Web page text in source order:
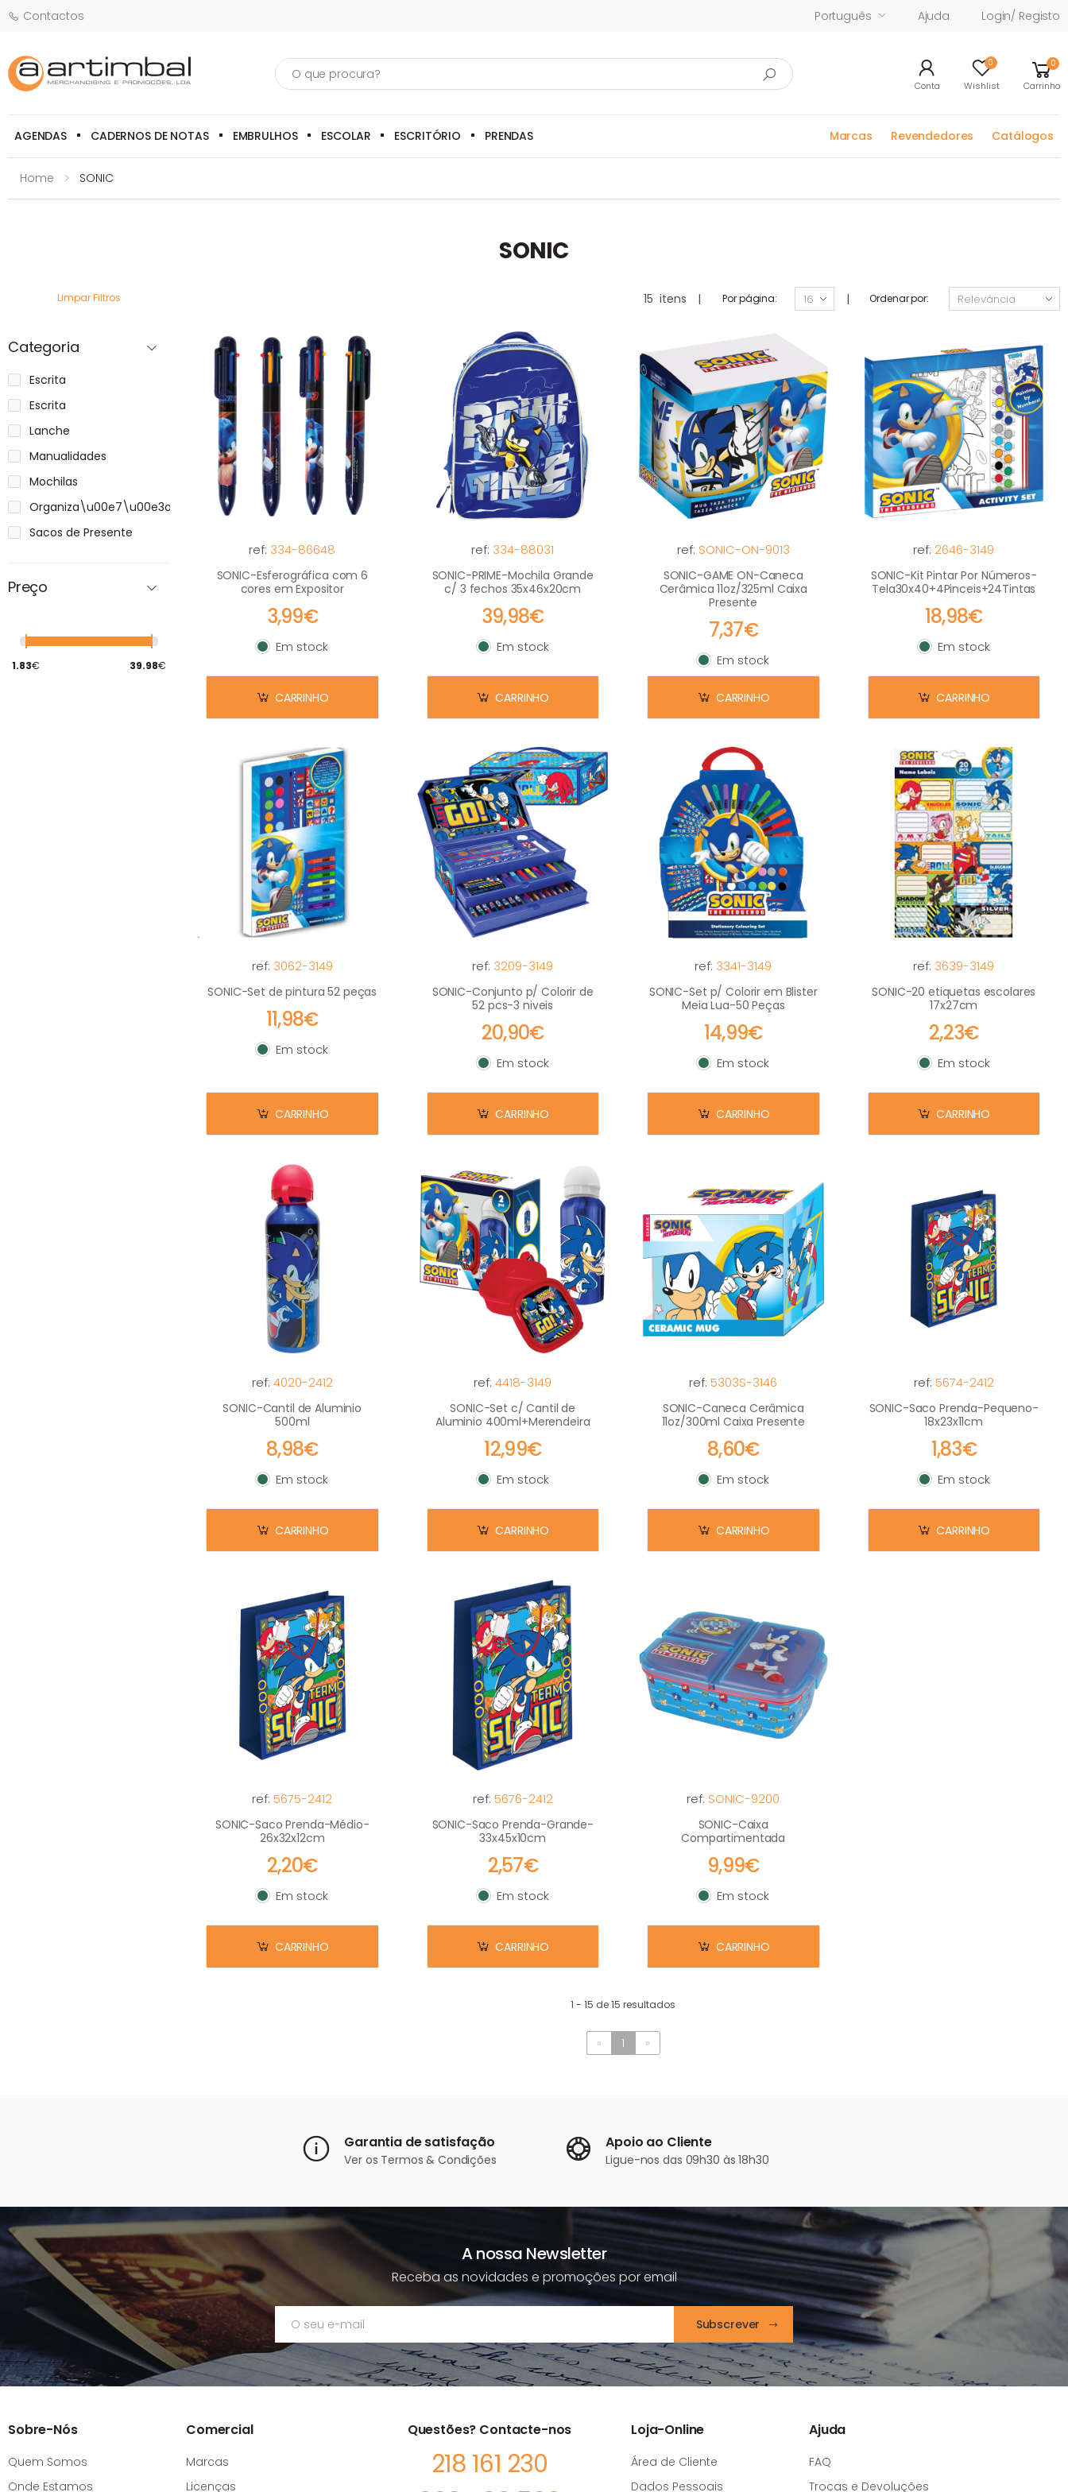
Contactos Português Ajuda Login/ Registo
Pesquisa
Conta
0
Wishlist
0
Carrinho
AGENDAS CADERNOS DE NOTAS EMBRULHOS ESCOLAR ESCRITÓRIO PRENDAS Marcas Revendedores Catálogos
Home SONIC
SONIC
15 itens | Por página: | Ordenar por:
ref: 334-86648
SONIC-Esferográfica com 6
cores em Expositor
3,99€
Em stock
Em stock
CARRINHO
ref: 334-88031
SONIC-PRIME-Mochila Grande
c/ 3 fechos 35x46x20cm
39,98€
Em stock
Em stock
CARRINHO
ref: SONIC-ON-9013
SONIC-GAME ON-Caneca
Cerâmica 11oz/325ml Caixa
Presente
7,37€
Em stock
Em stock
CARRINHO
ref: 2646-3149
SONIC-Kit Pintar Por Números-
Tela30x40+4Pinceis+24Tintas
18,98€
Em stock
Em stock
CARRINHO
ref: 3062-3149
SONIC-Set de pintura 52 peças
11,98€
Em stock
Em stock
CARRINHO
ref: 3209-3149
SONIC-Conjunto p/ Colorir de
52 pcs-3 niveis
20,90€
Em stock
Em stock
CARRINHO
ref: 3341-3149
SONIC-Set p/ Colorir em Blister
Meia Lua-50 Peças
14,99€
Em stock
Em stock
CARRINHO
ref: 3639-3149
SONIC-20 etiquetas escolares
17x27cm
2,23€
Em stock
Em stock
CARRINHO
ref: 4020-2412
SONIC-Cantil de Aluminio
500ml
8,98€
Em stock
Em stock
CARRINHO
ref:4418-3149
SONIC-Set c/ Cantil de
Aluminio 400ml+Merendeira
12,99€
Em stock
Em stock
CARRINHO
ref:5303S-3146
SONIC-Caneca Cerâmica
11oz/300ml Caixa Presente
8,60€
Em stock
Em stock
CARRINHO
ref: 5674-2412
SONIC-Saco Prenda-Pequeno-
18x23x11cm
1,83€
Em stock
Em stock
CARRINHO
ref:5675-2412
SONIC-Saco Prenda-Médio-
26x32x12cm
2,20€
Em stock
Em stock
CARRINHO
ref: 5676-2412
SONIC-Saco Prenda-Grande-
33x45x10cm
2,57€
Em stock
Em stock
CARRINHO
ref: SONIC-9200
SONIC-Caixa
Compartimentada
9,99€
Em stock
Em stock
CARRINHO
1 - 15 de 15 resultados
« 1 »
Limpar Filtros
Categoria
Escrita
Escrita
Lanche
Manualidades
Mochilas
Organiza\u00e7\u00e3o
Sacos de Presente
Preço
1.83€ 39.98€
Garantia de satisfação
Ver os Termos & Condições
Apoio ao Cliente
Ligue-nos das 09h30 às 18h30
A nossa Newsletter
Receba as novidades e promoções por email
Subscrever
Sobre-Nós
Quem Somos
Onde Estamos
Comercial
Marcas
Licenças
Questões? Contacte-nos
218 161 230
Loja-Online
Área de Cliente
Dados Pessoais
Ajuda
FAQ
Trocas e Devoluções